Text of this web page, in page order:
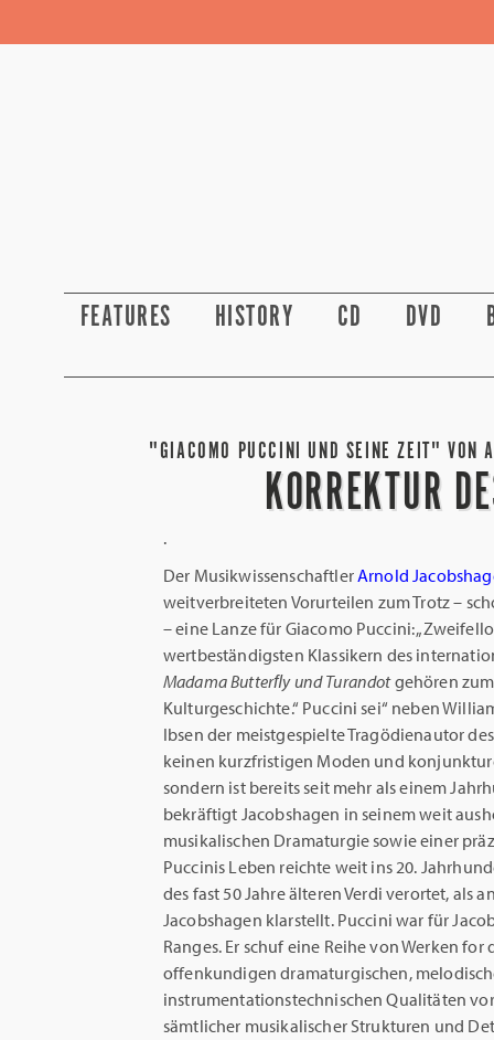
FEATURES HISTORY CD DVD
"GIACOMO PUCCINI UND SEINE ZEIT" VON
KORREKTUR
.
Der MusikwissenschaftlerArnold
weitverbreiteten Vorurteilen zum Trotz –
– eine Lanze für Giacomo Puccini:
wertbeständigsten Klassikern des
Madama Butterﬂy und Turandotgehören
Kulturgeschichte.“ Puccini sei“ neben
Ibsen der meistgespielte Tragödienautor
keinen kurzfristigen Moden und
sondern ist bereits seit mehr als einem
bekräftigt Jacobshagen in seinem weit
musikalischen Dramaturgie sowie einer
Puccinis Leben reichte weit ins 20.
des fast 50 Jahre älteren Verdi verortet, als
Jacobshagen klarstellt. Puccini war für
Ranges. Er schuf eine Reihe von Werken
offenkundigen dramaturgischen,
instrumentationstechnischen Qualitäten
sämtlicher musikalischer Strukturen und